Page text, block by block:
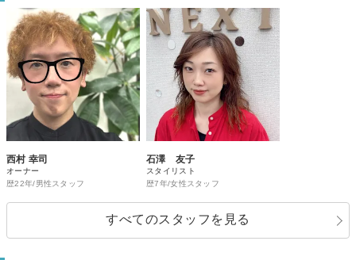
西村 幸司
オーナー
歴22年/男性スタッフ
石澤 友子
スタイリスト
歴7年/女性スタッフ
すべてのスタッフを見る